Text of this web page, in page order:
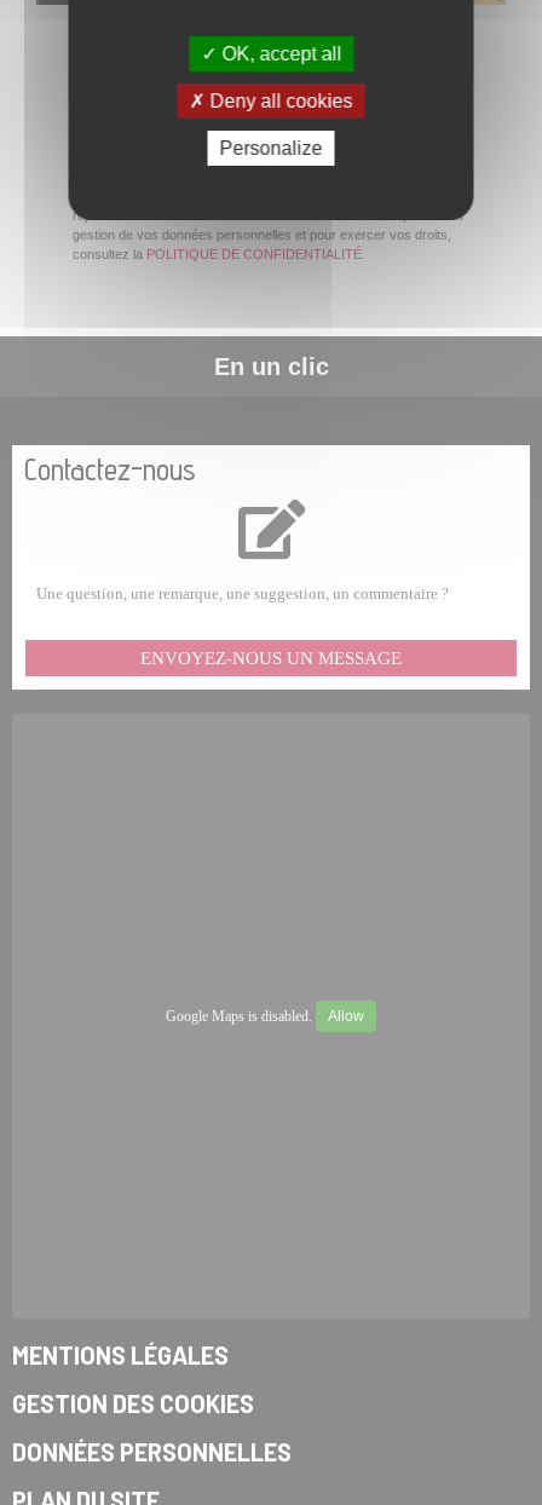
répondre à votre demande d’information. Pour en savoir plus sur la
gestion de vos données personnelles et pour exercer vos droits,
consultez la POLITIQUE DE CONFIDENTIALITÉ
En un clic
Contactez-nous
Une question, une remarque, une suggestion, un commentaire ?
ENVOYEZ-NOUS UN MESSAGE
Google Maps is disabled. Allow
MENTIONS LÉGALES
GESTION DES COOKIES
DONNÉES PERSONNELLES
OK, accept all
Deny all cookies
Personalize